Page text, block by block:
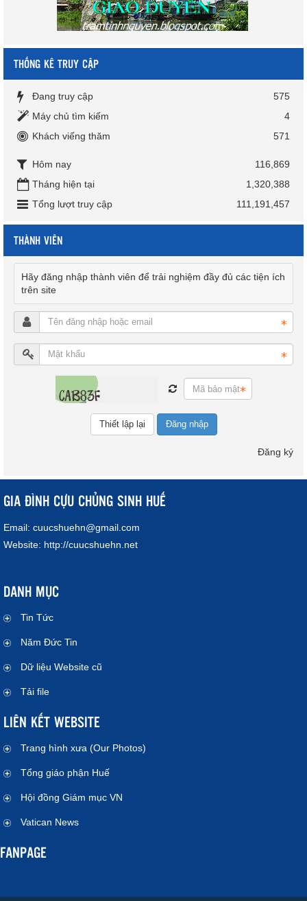
THỐNG KÊ TRUY CẬP
Đang truy cập
575
Máy chủ tìm kiếm
4
Khách viếng thăm
571
Hôm nay
116,869
Tháng hiện tại
1,320,388
Tổng lượt truy cập
111,191,457
THÀNH VIÊN
Hãy đăng nhập thành viên để trải nghiệm đầy đủ các tiện ích
trên site
Đăng nhập
Đăng ký
GIA ĐÌNH CỰU CHỦNG SINH HUẾ
Email: cuucshuehn@gmail.com
Website: http://cuucshuehn.net
DANH MỤC
Tin Tức
Năm Đức Tin
Dữ liệu Website cũ
Tải file
LIÊN KẾT WEBSITE
Trang hình xưa (Our Photos)
Tổng giáo phận Huế
Hội đồng Giám mục VN
Vatican News
FANPAGE